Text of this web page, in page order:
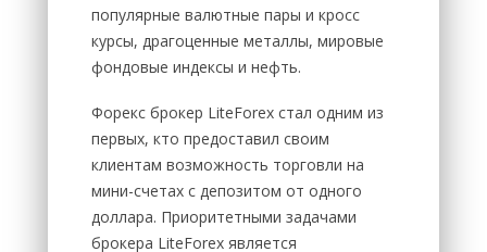
популярные валютные пары и кросс
курсы, драгоценные металлы, мировые
фондовые индексы и нефть.
Форекс брокер LiteForex стал одним из
первых, кто предоставил своим
клиентам возможность торговли на
мини-счетах с депозитом от одного
доллара. Приоритетными задачами
брокера LiteForex является